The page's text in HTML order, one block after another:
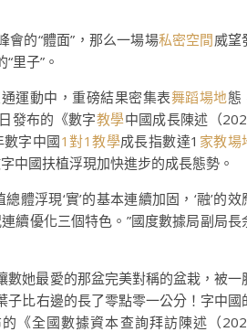
會的“體面”，那么一場場私密空間威望
里子”。
運動中，重磅結果密集表舞蹈場地態
發布的《數字教學中國成長陳述（
數字中國1對1教學成長指數達1 家教場
中國扶植浮現加快進步的成長態勢。
體浮現‘實’的基本連續加固，‘融’的效
續優化三個特色。”國度數據局副局長
數她最愛的那盆完美對稱的盆栽，被一
子比右邊的長了零點零一公分！字中國
《全國數據資本查詢拜訪陳述（